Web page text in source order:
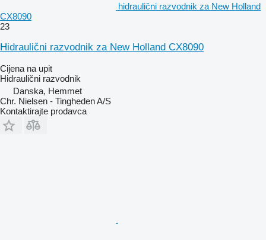
hidraulični razvodnik za New Holland
CX8090
23
Hidraulični razvodnik za New Holland CX8090
Cijena na upit
Hidraulični razvodnik
Danska, Hemmet
Chr. Nielsen - Tingheden A/S
Kontaktirajte prodavca